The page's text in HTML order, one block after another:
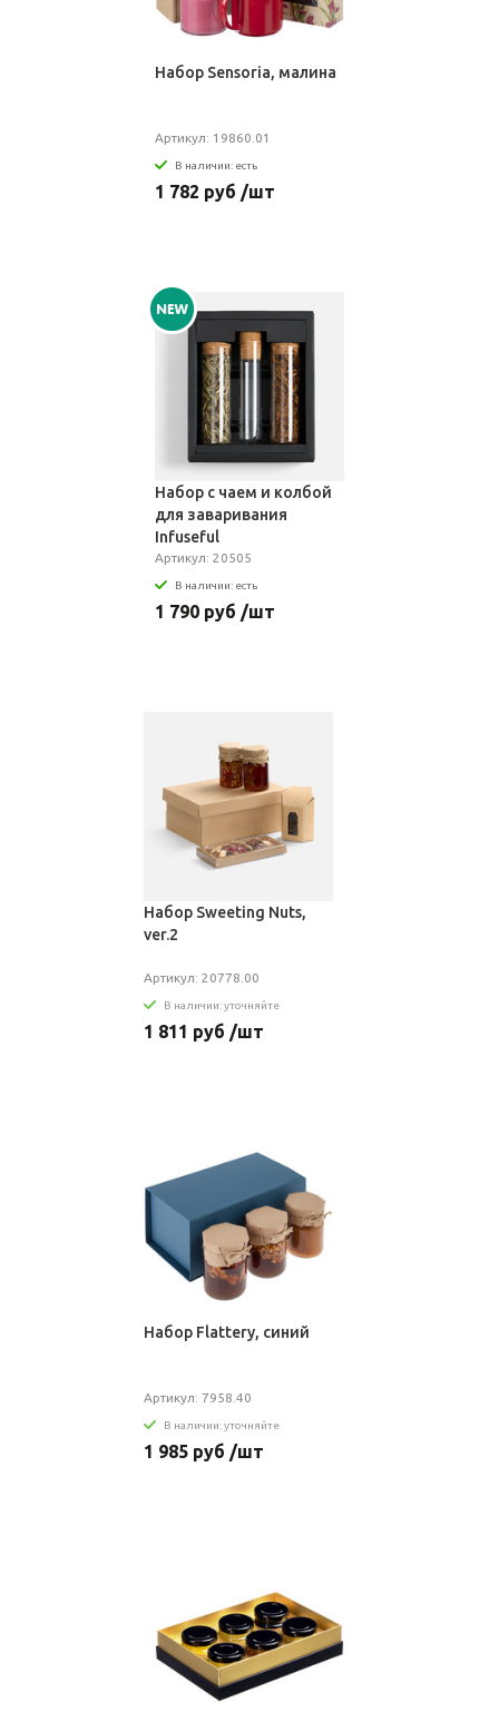
Набор Sensoria, малина
Артикул: 19860.01
В наличии: есть
1 782 руб /шт
Набор с чаем и колбой
для заваривания
Infuseful
Артикул: 20505
В наличии: есть
1 790 руб /шт
Набор Sweeting Nuts,
ver.2
Артикул: 20778.00
В наличии: уточняйте
1 811 руб /шт
Набор Flattery, синий
Артикул: 7958.40
В наличии: уточняйте
1 985 руб /шт